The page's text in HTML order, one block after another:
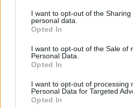
I want to opt-out of the Sharing
personal data.
Opted In
I want to opt-out of the Sale of
Personal Data.
Opted In
I want to opt-out of processing
Personal Data for Targeted
Opted In
Conceicao; 31′ Yildiz
Ammoniti
Gatti (J), Traore (A)